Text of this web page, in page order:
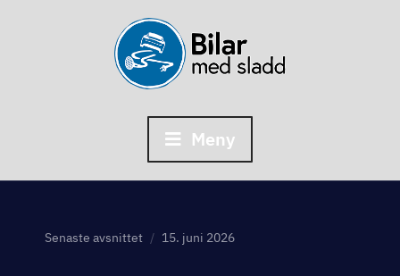
to
content
Meny
Senaste avsnittet 15. juni 2026